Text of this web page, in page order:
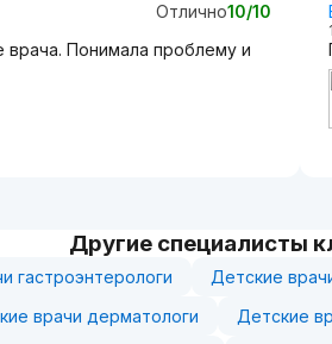
Отлично10/10
врача. Понимала проблему и
Другие специалисты
гастроэнтерологи Детские
врачи дерматологи Детские